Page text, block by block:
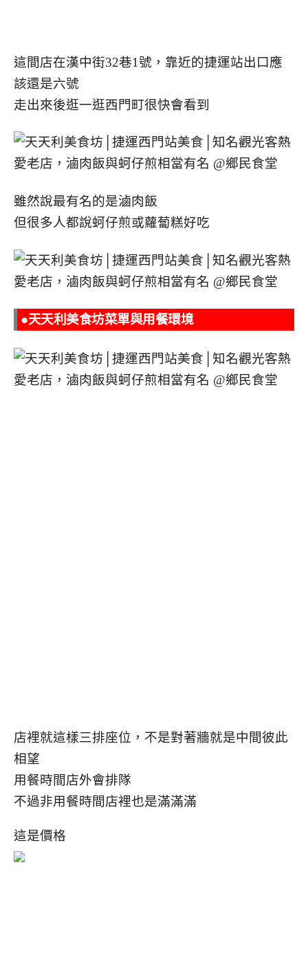
這間店在漢中街32巷1號，靠近的捷運站出口應
該還是六號
走出來後逛一逛西門町很快會看到
雖然說最有名的是滷肉飯
但很多人都說蚵仔煎或蘿蔔糕好吃
●天天利美食坊菜單與用餐環境
店裡就這樣三排座位，不是對著牆就是中間彼此
相望
用餐時間店外會排隊
不過非用餐時間店裡也是滿滿滿
這是價格